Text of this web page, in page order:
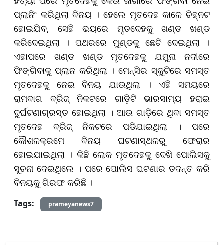
ପ୍ଲାନିଂ କରିଥିଲା ବିନୟ । ହେଲେ ମୃତଦେହ କାଳେ ଚିହ୍ନଟ
ହୋଇଯିବ, ସେହି ଭୟରେ ମୃତଦେହକୁ ଖଣ୍ଡ ଖଣ୍ଡ
କରିଦେଇଥିଲା । ପଥରରେ ମୁଣ୍ଡକୁ ଛେଚି ଦେଇଥିଲା ।
ଏହାପରେ ଖଣ୍ଡ ଖଣ୍ଡ ମୃତଦେହକୁ ଯମୁନା ନଦୀରେ
ଫିଙ୍ଗିବାକୁ ପ୍ଲାନ କରିଥିଲା । ମେନ୍‌ସିର ସ୍କୁଟିରେ ସମସ୍ତ
ମୃତଦେହକୁ ନେଇ ବିନୟ ଯାଉଥିଲା । ଏହି ସମୟରେ
ରାମବାଗ ବ୍ରିଜ୍ ନିକଟରେ ଗାଡ଼ିଟି ଭାରସାମ୍ୟ ହରାଇ
ଦୁର୍ଘଟଣାଗ୍ରସ୍ତ ହୋଇଥିଲା । ଆଉ ଗାଡ଼ିରେ ଥିବା ସମସ୍ତ
ମୃତଦେହ ବ୍ରିଜ୍‌ ନିକଟରେ ପଡିଯାଇଥିଲା । ପରେ
କୌଶଳକ୍ରମେ ବିନୟ ଘଟଣାସ୍ଥଳରୁ ଫେରାର
ହୋଇଯାଇଥିଲା । କିଛି ଲୋକ ମୃତଦେହକୁ ଦେଖି ପୋଲିସକୁ
ସୂଚନା ଦେଇଥିଲେ । ପରେ ପୋଲିସ ଘଟଣାର ତଦନ୍ତ କରି
ବିନୟକୁ ଗିରଫ କରିଛି ।
Tags: prameyanews7